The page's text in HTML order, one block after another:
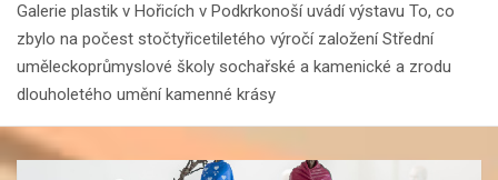
Galerie plastik v Hořicích v Podkrkonoší uvádí výstavu To, co
zbylo na počest stočtyřicetiletého výročí založení Střední
uměleckoprůmyslové školy sochařské a kamenické a zrodu
dlouholetého umění kamenné krásy